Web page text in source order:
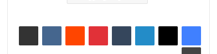
لينكدإن بينتيريست مشاركة عبر البريد
طباعة